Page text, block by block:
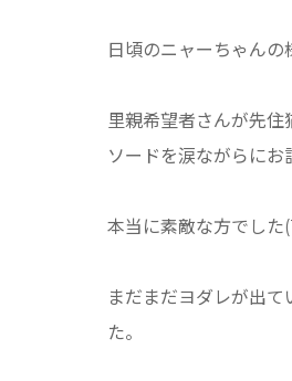
日頃のニャーちゃんの
里親希望者さんが先
ソードを涙ながらにお
本当に素敵な方でした
まだまだヨダレが出
た。